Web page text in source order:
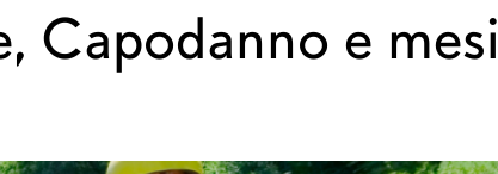
Capodanno e mesi